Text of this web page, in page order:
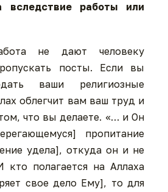
вследствие работы или
не дают человеку
посты. Если вы
ваши религиозные
облегчит вам ваш труд и
что вы делаете. «… и Он
пропитание
удела], откуда он и не
кто полагается на Аллаха
свое дело Ему], то для